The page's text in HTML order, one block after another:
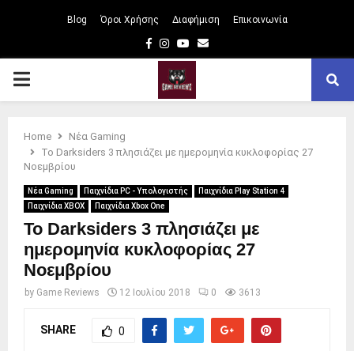
Blog Όροι Χρήσης Διαφήμιση Επικοινωνία
Facebook
Instagram
Youtube
Email
PRIMARY
Home
Νέα Gaming
Το Darksiders 3 πλησιάζει με ημερομηνία κυκλοφορίας 27
Νοεμβρίου
Νέα Gaming Παιχνίδια PC - Υπολογιστής
Παιχνίδια Play Station 4
Παιχνίδια XBOX
Παιχνίδια Xbox One
Το Darksiders 3 πλησιάζει με
ημερομηνία κυκλοφορίας 27
Νοεμβρίου
by Game Reviews 12 Ιουλίου 2018 0 3613
SHARE 0